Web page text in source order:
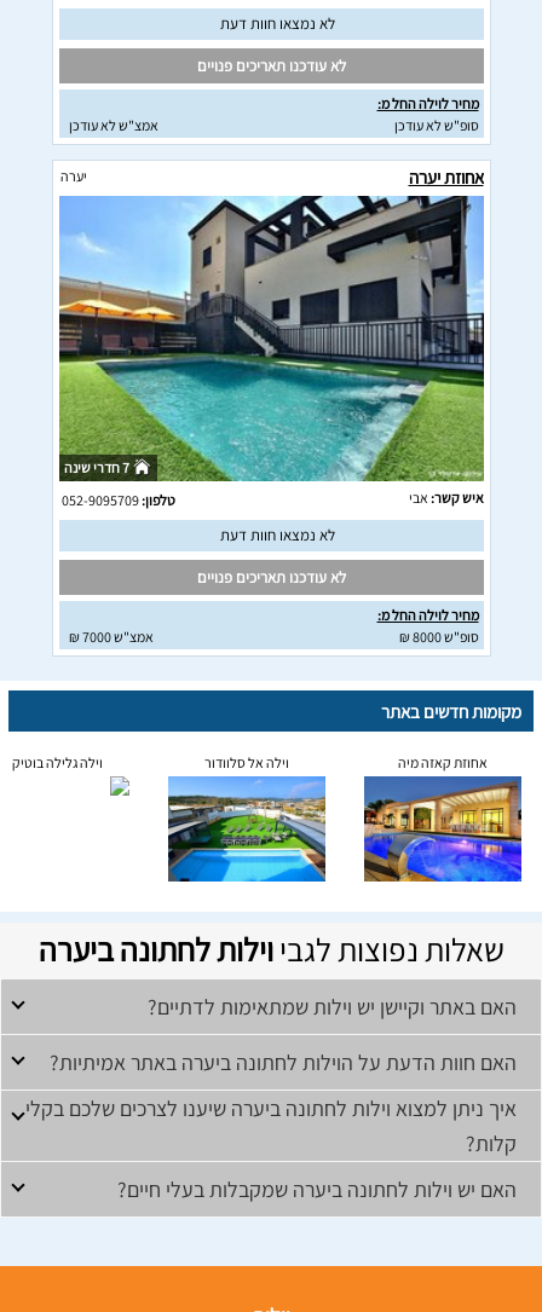
לא נמצאו חוות דעת
לא עודכנו תאריכים פנויים
מחיר לוילה החל מ:
סופ"ש לא עודכן
אמצ"ש לא עודכן
אחוזת יערה יערה
7 חדרי שינה
איש קשר: אבי טלפון:052-9095709
לא נמצאו חוות דעת
לא עודכנו תאריכים פנויים
מחיר לוילה החל מ:
סופ"ש 8000 ₪
אמצ"ש 7000 ₪
מקומות חדשים באתר
אחוזת קאזה מיה וילה אל סלוודור וילה גלילה בוטיק
שאלות נפוצות לגביוילות לחתונה ביערה
האם באתר וקיישן יש וילות שמתאימות לדתיים?
האם חוות הדעת על הוילות לחתונה ביערה באתר אמיתיות?
איך ניתן למצוא וילות לחתונה ביערה שיענו לצרכים שלכם בקלי
קלות?
האם יש וילות לחתונה ביערה שמקבלות בעלי חיים?